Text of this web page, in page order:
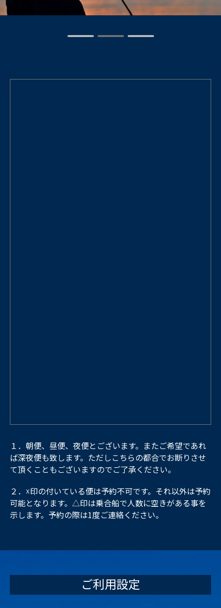
１．朝便、昼便、夜便とございます。またご希望であれ
ば深夜便も致します。ただしこちらの都合でお断りさせ
て頂くこともございますのでご了承ください。
２．☓印の付いている便は予約不可です。それ以外は予約
可能となります。△印は乗合船で人数に空きがある事を
示します。予約の際は1度ご連絡ください。
ご利用設定